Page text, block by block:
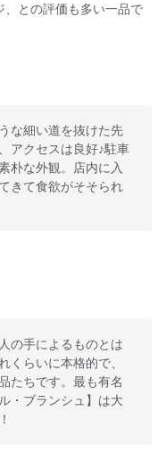
、との評価も多い一品で
な細い道を抜けた先
アクセスは良好♪駐車
朴な外観。店内に入
きて食欲がそそられ
の手によるものとは
くらいに本格的で、
たちです。最も有名
・ブランシュ】は大